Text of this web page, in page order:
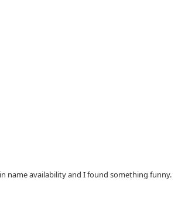
name availability and I found something funny.